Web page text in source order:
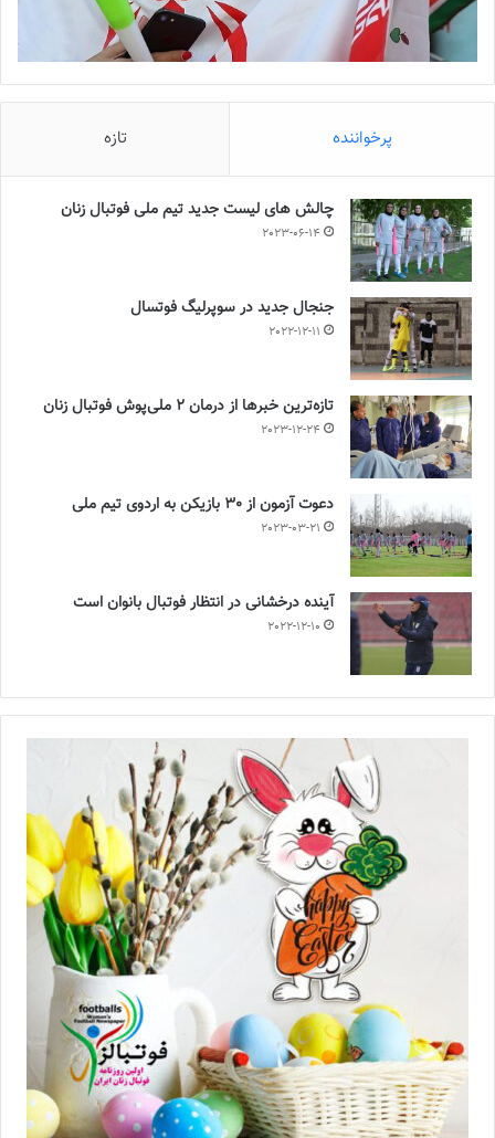
پرخواننده تازه
چالش هاى ليست جدید تيم ملى فوتبال زنان
2023-06-14
جنجال جدید در سوپرلیگ فوتسال
2022-12-11
تازه‌ترین خبرها از درمان ۲ ملی‌پوش فوتبال زنان
2023-12-24
دعوت آزمون از 30 بازیکن به اردوی تیم ملی
2023-03-21
آینده درخشانی در انتظار فوتبال بانوان است
2022-12-10